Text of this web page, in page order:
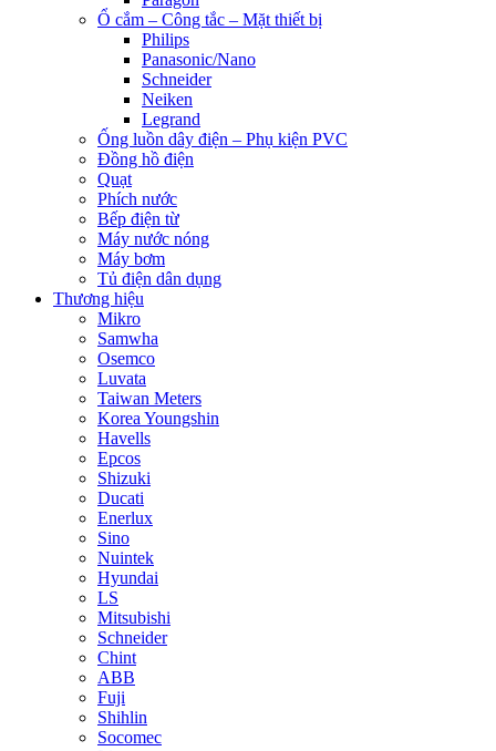
Ổ cắm – Công tắc – Mặt thiết bị
Philips
Panasonic/Nano
Schneider
Neiken
Legrand
Ống luồn dây điện – Phụ kiện PVC
Đồng hồ điện
Quạt
Phích nước
Bếp điện từ
Máy nước nóng
Máy bơm
Tủ điện dân dụng
Thương hiệu
Mikro
Samwha
Osemco
Luvata
Taiwan Meters
Korea Youngshin
Havells
Epcos
Shizuki
Ducati
Enerlux
Sino
Nuintek
Hyundai
LS
Mitsubishi
Schneider
Chint
ABB
Fuji
Shihlin
Socomec